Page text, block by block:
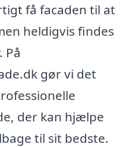
få facaden til at
heldigvis findes
På
gør vi det
der kan hjælpe
til sit bedste.